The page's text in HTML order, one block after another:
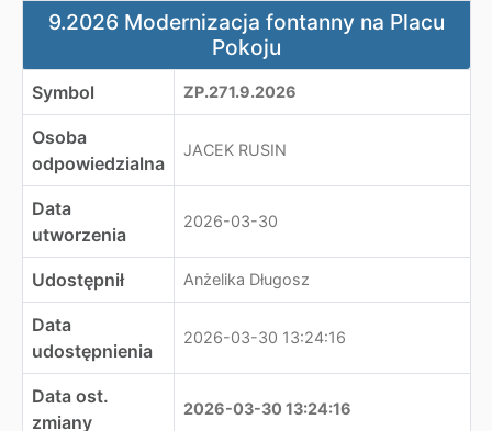
9.2026 Modernizacja fontanny na Placu Pokoju
9.2026 Modernizacja fontanny na Placu
Pokoju
Symbol ZP.271.9.2026
Osoba
odpowiedzialna
JACEK RUSIN
Data
utworzenia
2026-03-30
Udostępnił Anżelika Długosz
Data
udostępnienia
2026-03-30 13:24:16
Data ost.
zmiany
2026-03-30 13:24:16